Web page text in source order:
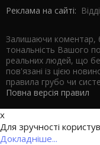
Реклама на сайті:
Залишаючи коментар,
тональність Вашого
реальних людей, що
пов'язані із цією
правила грубо чи
Повна версія правил
x
Для зручності
Докладніше...